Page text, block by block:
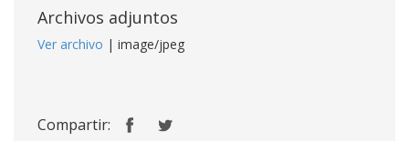
Archivos adjuntos
Ver archivo | image/jpeg
Compartir: